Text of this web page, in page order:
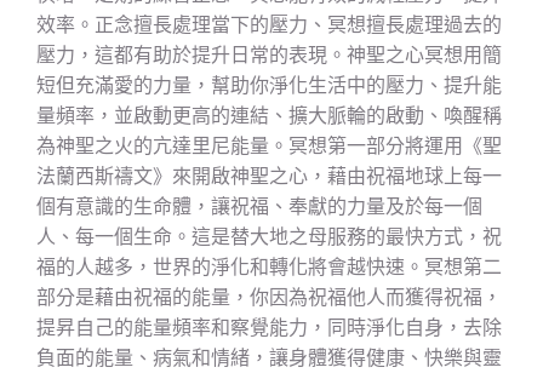
效率。正念擅長處理當下的壓力、冥想擅長處理過去的
壓力，這都有助於提升日常的表現。神聖之心冥想用簡
短但充滿愛的力量，幫助你淨化生活中的壓力、提升能
量頻率，並啟動更高的連結、擴大脈輪的啟動、喚醒稱
為神聖之火的亢達里尼能量。冥想第一部分將運用《聖
法蘭西斯禱文》來開啟神聖之心，藉由祝福地球上每一
個有意識的生命體，讓祝福、奉獻的力量及於每一個
人、每一個生命。這是替大地之母服務的最快方式，祝
福的人越多，世界的淨化和轉化將會越快速。冥想第二
部分是藉由祝福的能量，你因為祝福他人而獲得祝福，
提昇自己的能量頻率和察覺能力，同時淨化自身，去除
負面的能量、病氣和情緒，讓身體獲得健康、快樂與靈